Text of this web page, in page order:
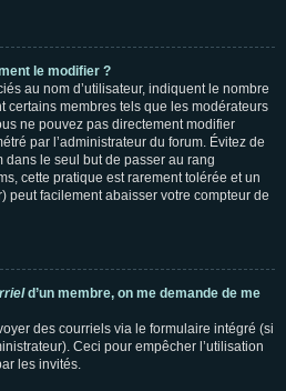
le modifier ?
au nom d’utilisateur, indiquent le nombre
certains membres tels que les modérateurs
ne pouvez pas directement modifier
par l’administrateur du forum. Évitez de
dans le seul but de passer au rang
cette pratique est rarement tolérée et un
peut facilement abaisser votre compteur de
d’un membre, on me demande de me
des courriels via le formulaire intégré (si
Ceci pour empêcher l’utilisation
les invités.